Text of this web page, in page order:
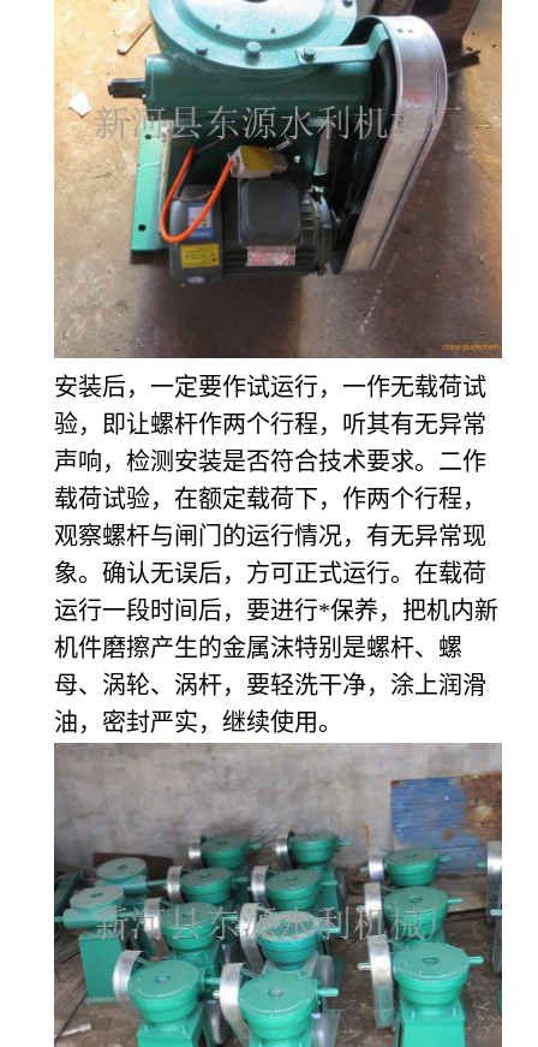
安装后，一定要作试运行，一作无载荷试
验，即让螺杆作两个行程，听其有无异常
声响，检测安装是否符合技术要求。二作
载荷试验，在额定载荷下，作两个行程，
观察螺杆与闸门的运行情况，有无异常现
象。确认无误后，方可正式运行。在载荷
运行一段时间后，要进行*保养，把机内新
机件磨擦产生的金属沫特别是螺杆、螺
母、涡轮、涡杆，要轻洗干净，涂上润滑
油，密封严实，继续使用。